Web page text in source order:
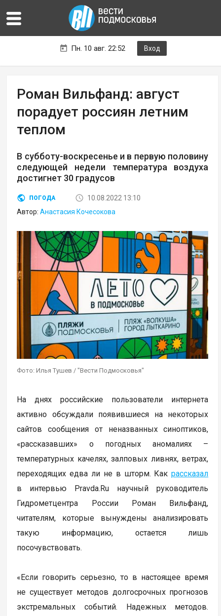
Пн. 10 авг. 22:52 Вход
Роман Вильфанд: август
порадует россиян летним
теплом
В субботу-воскресенье и в первую половину
следующей недели температура воздуха
достигнет 30 градусов
ПОГОДА
10.08.2022 13:10
Автор:Анастасия Кочесокова
Фото: Илья Тушев / "Вести Подмосковья"
На днях российские пользователи интернета
активно обсуждали появившиеся на некоторых
сайтов сообщения от неназванных синоптиков,
«рассказавших» о погодных аномалиях –
температурных качелях, залповых ливнях, ветрах,
переходящих едва ли не в шторм. Какрассказал
в интервью Pravda.Ru научный руководитель
Гидрометцентра России Роман Вильфанд,
читателям, которые вынуждены анализировать
такую информацию, остается лишь
посочувствовать.
«Если говорить серьезно, то в настоящее время
не существует методов долгосрочных прогнозов
экстремальных событий. Надежных методов.